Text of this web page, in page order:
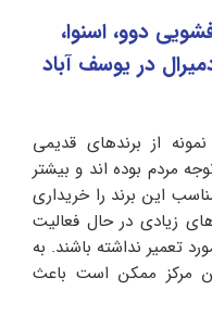
دوو، اسنوا،
در یوسف آباد
از برندهای قدیمی
مردم بوده اند و بیشتر
این برند را خریداری
های زیادی در حال فعالیت
تعمیر نداشته باشند. به
مرکز ممکن است باعث